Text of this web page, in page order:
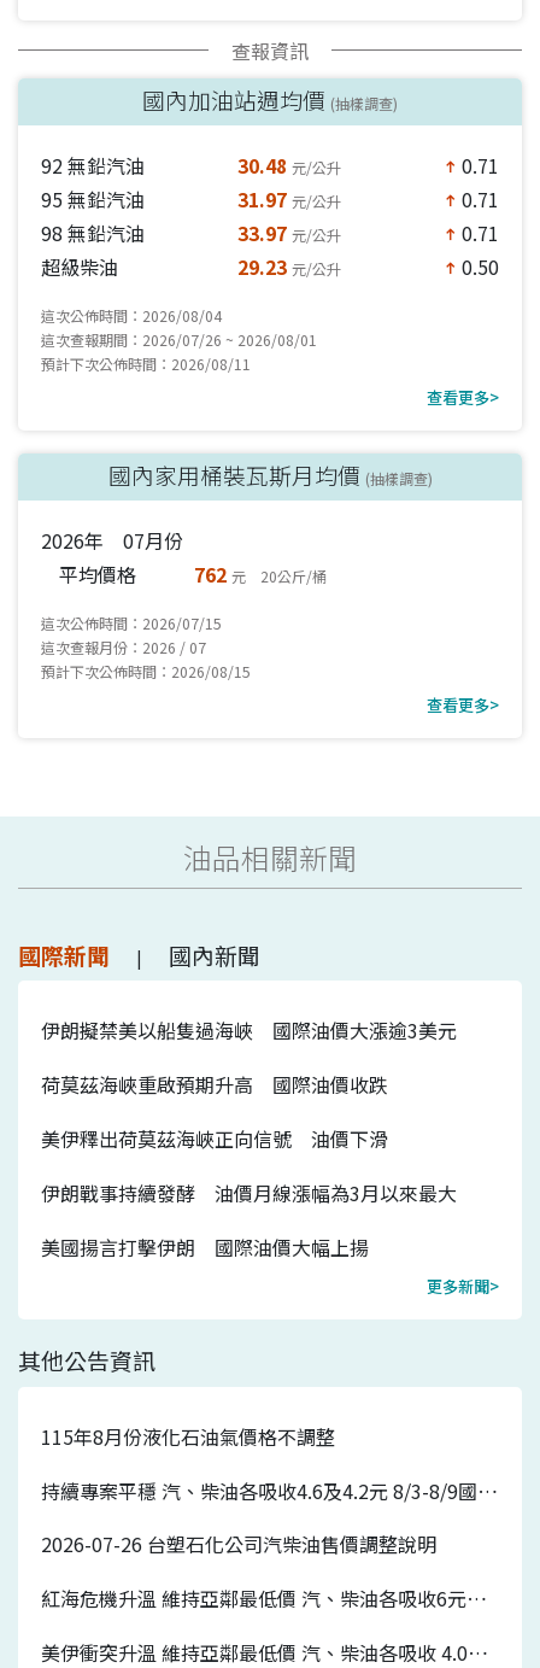
查報資訊
國內加油站週均價 (抽樣調查)
92 無鉛汽油 30.48 元/公升 north 0.71
95 無鉛汽油
31.97 元/公升 north 0.71
98 無鉛汽油
33.97 元/公升 north 0.71
超級柴油
29.23 元/公升 north 0.50
這次公佈時間：2026/08/04
這次查報期間：2026/07/26 ~ 2026/08/01
預計下次公佈時間：2026/08/11
查看更多>
國內家用桶裝瓦斯月均價 (抽樣調查)
2026年 07月份
平均價格
762 元 20公斤/桶
這次公佈時間：2026/07/15
這次查報月份：2026 / 07
預計下次公佈時間：2026/08/15
查看更多>
油品相關新聞
國際新聞 | 國內新聞
伊朗擬禁美以船隻過海峽 國際油價大漲逾3美元
荷莫茲海峽重啟預期升高 國際油價收跌
美伊釋出荷莫茲海峽正向信號 油價下滑
伊朗戰事持續發酵 油價月線漲幅為3月以來最大
美國揚言打擊伊朗 國際油價大幅上揚
更多新聞>
其他公告資訊
115年8月份液化石油氣價格不調整
持續專案平穩 汽、柴油各吸收4.6及4.2元 8/3-8/9國內汽、柴油價格皆不調整
2026-07-26 台塑石化公司汽柴油售價調整說明
紅海危機升溫 維持亞鄰最低價 汽、柴油各吸收6元及5.7元 7/27-8/2國內汽、柴油價格各調漲0.7元及0.5元
美伊衝突升溫 維持亞鄰最低價 汽、柴油各吸收 4.0元及3.2元 7/20-7/26國內汽、柴油價格皆不調整